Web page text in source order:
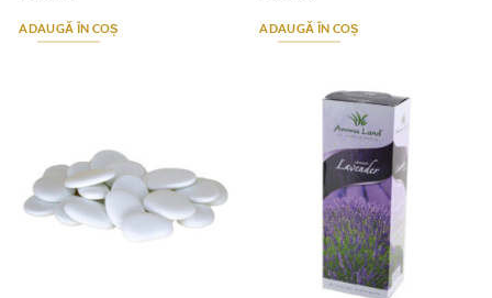
ADAUGĂ ÎN COȘ ADAUGĂ ÎN COȘ